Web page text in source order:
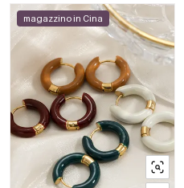
magazzino in Cina